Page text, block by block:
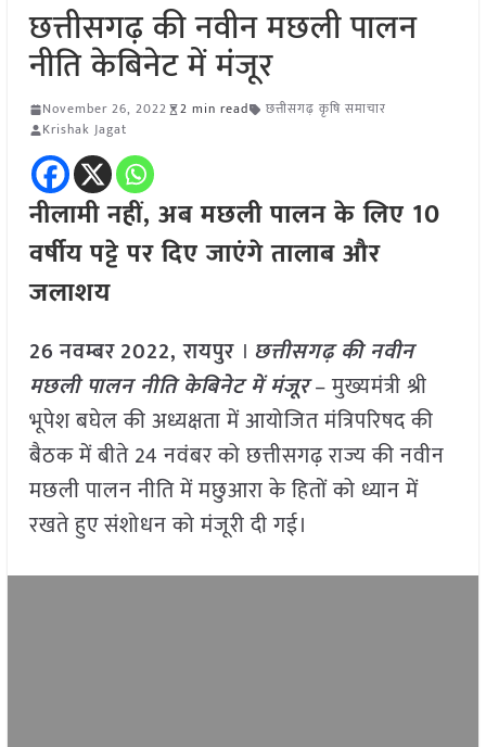
छत्तीसगढ़ की नवीन मछली पालन
नीति केबिनेट में मंजूर
November 26, 2022 2 min read
छत्तीसगढ़ कृषि समाचार
Krishak Jagat
नीलामी नहीं, अब मछली पालन के लिए 10
वर्षीय पट्टे पर दिए जाएंगे तालाब और
जलाशय
26नवम्बर2022, रायपुर । छत्तीसगढ़ की नवीन
मछली पालन नीति केबिनेट में मंजूर– मुख्यमंत्री श्री
भूपेश बघेल की अध्यक्षता में आयोजित मंत्रिपरिषद की
बैठक में बीते 24 नवंबर को छत्तीसगढ़ राज्य की नवीन
मछली पालन नीति में मछुआरा के हितों को ध्यान में
रखते हुए संशोधन को मंजूरी दी गई।